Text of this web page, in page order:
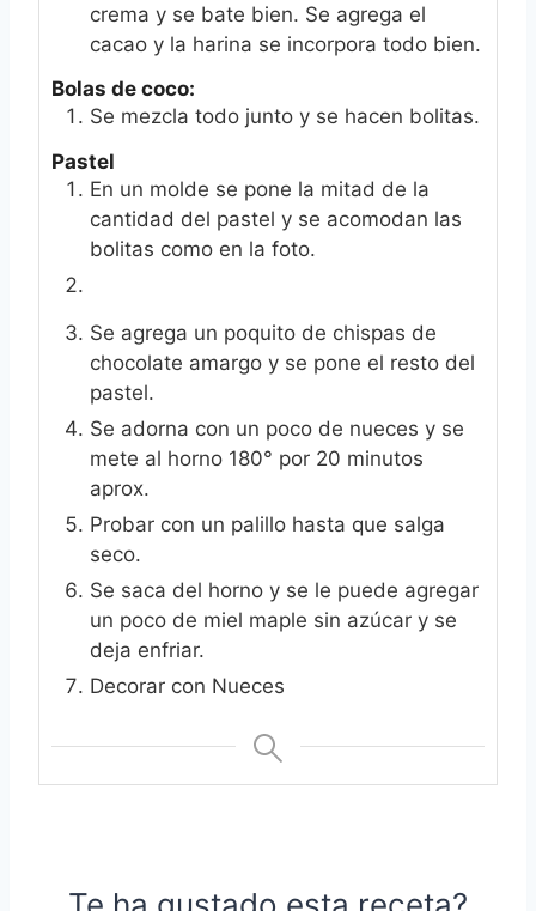
crema y se bate bien. Se agrega el
cacao y la harina se incorpora todo bien.
Bolas de coco:
Se mezcla todo junto y se hacen bolitas.
Pastel
En un molde se pone la mitad de la
cantidad del pastel y se acomodan las
bolitas como en la foto.
Se agrega un poquito de chispas de
chocolate amargo y se pone el resto del
pastel.
Se adorna con un poco de nueces y se
mete al horno 180° por 20 minutos
aprox.
Probar con un palillo hasta que salga
seco.
Se saca del horno y se le puede agregar
un poco de miel maple sin azúcar y se
deja enfriar.
Decorar con Nueces